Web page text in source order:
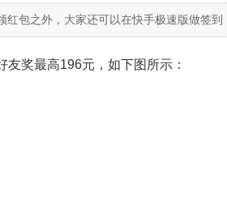
红包之外，大家还可以在快手极速版做签
友奖最高196元，如下图所示：